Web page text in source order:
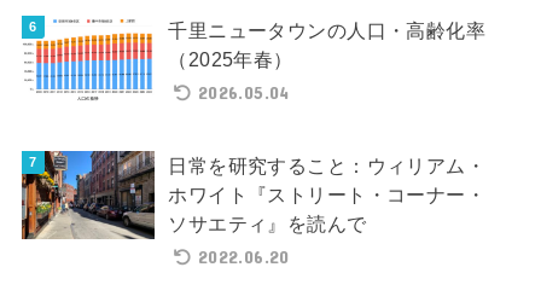
千里ニュータウンの人口・高齢化率
（2025年春）
2026.05.04
日常を研究すること：ウィリアム・
ホワイト『ストリート・コーナー・
ソサエティ』を読んで
2022.06.20